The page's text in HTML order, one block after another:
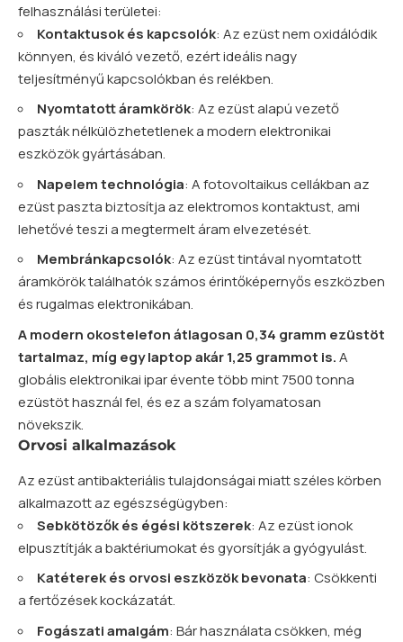
felhasználási területei:
Kontaktusok és kapcsolók: Az ezüst nem oxidálódik
könnyen, és kiváló vezető, ezért ideális nagy
teljesítményű kapcsolókban és relékben.
Nyomtatott áramkörök: Az ezüst alapú vezető
paszták nélkülözhetetlenek a modern elektronikai
eszközök gyártásában.
Napelem technológia: A fotovoltaikus cellákban az
ezüst paszta biztosítja az elektromos kontaktust, ami
lehetővé teszi a megtermelt áram elvezetését.
Membránkapcsolók: Az ezüst tintával nyomtatott
áramkörök találhatók számos érintőképernyős eszközben
és rugalmas elektronikában.
A modern okostelefon átlagosan 0,34 gramm ezüstöt
tartalmaz, míg egy laptop akár 1,25 grammot is.A
globális elektronikai ipar évente több mint 7500 tonna
ezüstöt használ fel, és ez a szám folyamatosan
növekszik.
Orvosi alkalmazások
Az ezüst antibakteriális tulajdonságai miatt széles körben
alkalmazott az egészségügyben:
Sebkötözők és égési kötszerek: Az ezüst ionok
elpusztítják a baktériumokat és gyorsítják a gyógyulást.
Katéterek és orvosi eszközök bevonata: Csökkenti
a fertőzések kockázatát.
Fogászati amalgám: Bár használata csökken, még